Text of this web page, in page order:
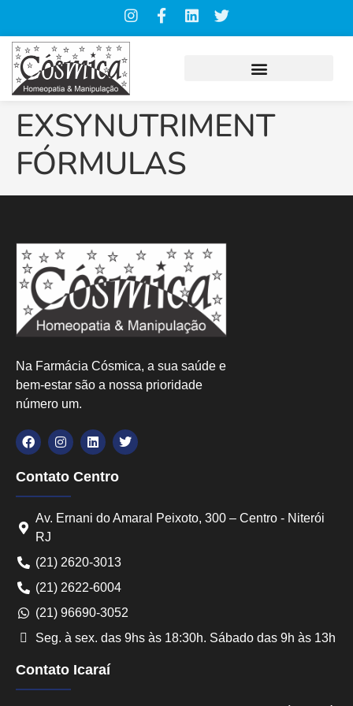
EXSYNUTRIMENT
FÓRMULAS
Na Farmácia Cósmica, a sua saúde e
bem-estar são a nossa prioridade
número um.
Contato Centro
Av. Ernani do Amaral Peixoto, 300 – Centro - Niterói
RJ
(21) 2620-3013
(21) 2622-6004
(21) 96690-3052
Seg. à sex. das 9hs às 18:30h. Sábado das 9h às 13h
Contato Icaraí